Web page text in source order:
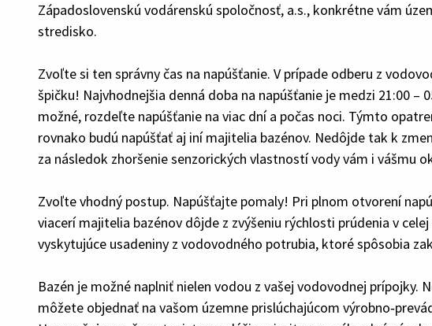
Západoslovenskú vodárenskú spoločnosť, a.s., konkrétne vám
stredisko.
Zvoľte si ten správny čas na napúšťanie. V prípade odberu z
špičku! Najvhodnejšia denná doba na napúšťanie je medzi 21:00 –
možné, rozdeľte napúšťanie na viac dní a počas noci. Týmto
rovnako budú napúšťať aj iní majitelia bazénov. Nedôjde tak k
za následok zhoršenie senzorických vlastností vody vám i vášmu
Zvoľte vhodný postup. Napúšťajte pomaly! Pri plnom otvorení
viacerí majitelia bazénov dôjde z zvýšeniu rýchlosti prúdenia v
vyskytujúce usadeniny z vodovodného potrubia, ktoré spôsobia
Bazén je možné naplniť nielen vodou z vašej vodovodnej prípojky.
môžete objednať na vašom územne prislúchajúcom